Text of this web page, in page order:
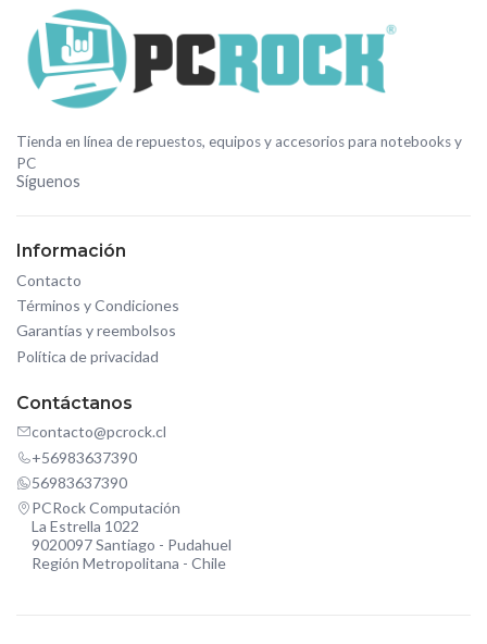
Tienda en línea de repuestos, equipos y accesorios para notebooks y
PC
Síguenos
Información
Contacto
Términos y Condiciones
Garantías y reembolsos
Política de privacidad
Contáctanos
contacto@pcrock.cl
+56983637390
56983637390
PCRock Computación
La Estrella 1022
9020097 Santiago - Pudahuel
Región Metropolitana - Chile